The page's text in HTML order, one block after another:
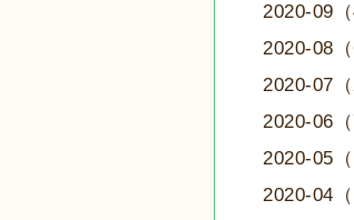
2020-09（
2020-08（
2020-07（
2020-06（
2020-05（
2020-04（